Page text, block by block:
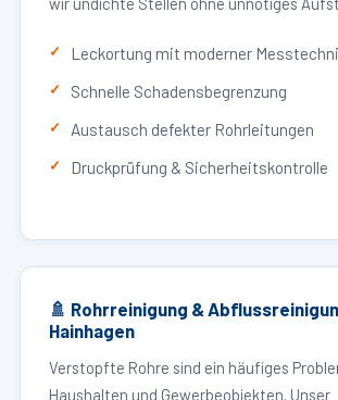
Leckortung mit moderner
Schnelle Schadensbegrenzung
Austausch defekter Rohrleitungen
Druckprüfung & Sicherheitskontrolle
🚿 Rohrreinigung &
Hainhagen
Verstopfte Rohre sind ein häufiges
Haushalten und Gewerbeobjekten. Unser